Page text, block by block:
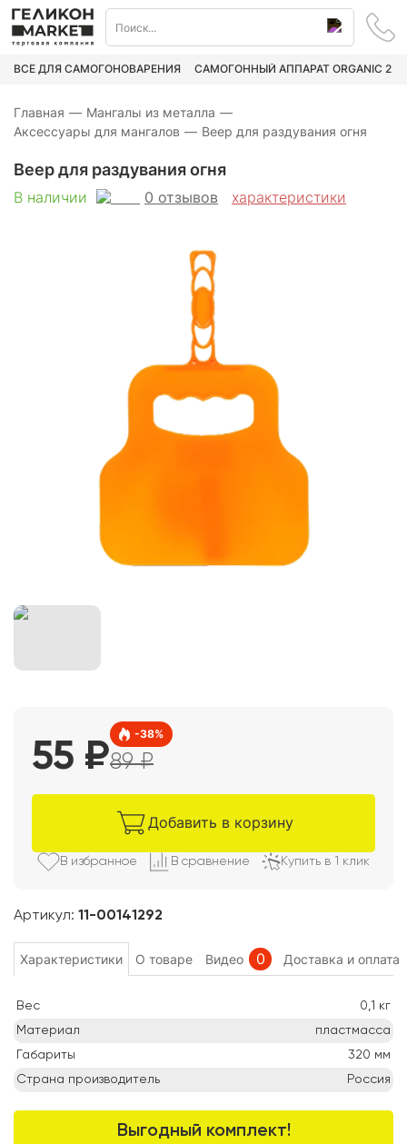
ВСЁ ДЛЯ САМОГОНОВАРЕНИЯ САМОГОННЫЙ АППАРАТ ORGANIC 2
Главная — Мангалы из металла —
Аксессуары для мангалов — Веер для раздувания огня
Веер для раздувания огня
В наличии 0 отзывов характеристики
Артикул: 11-00141292
55 ₽
-38%
89₽
Добавить в корзину
В избранное В сравнение Купить в 1 клик
Характеристики О товаре Видео 0 Доставка и оплата
Вес 0,1 кг
Материал
пластмасса
Габариты
320 мм
Страна производитель
Россия
Выгодный комплект!